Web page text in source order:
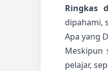
Ringkas
dipahami,
Apa yang
Meskipun
pelajar,